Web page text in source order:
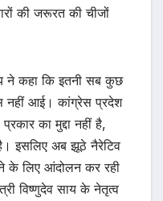
की जरूरत की चीजों
ने कहा कि इतनी सब कुछ
नहीं आई। कांग्रेस प्रदेश
का मुद्दा नहीं है,
इसलिए अब झूठे नैरेटिव
के लिए आंदोलन कर रही
विष्णुदेव साय के नेतृत्व